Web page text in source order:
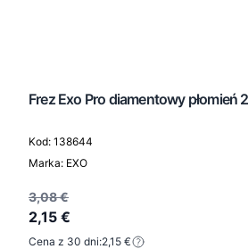
Frez Exo Pro diamentowy płomień
Kod: 138644
Marka: EXO
3,08 €
2,15 €
Cena z 30 dni:2,15 €